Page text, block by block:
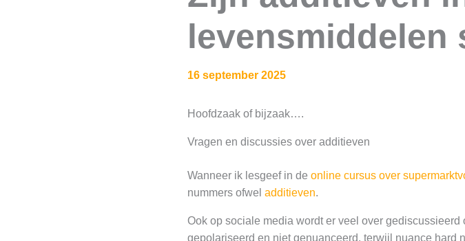
levensmiddelen
16 september 2025
Hoofdzaak of bijzaak….
Vragen en discussies over additieven
Wanneer ik lesgeef in de online cursus over
nummers ofwel additieven.
Ook op sociale media wordt er veel over
gepolariseerd en niet genuanceerd, terwijl nuance hard